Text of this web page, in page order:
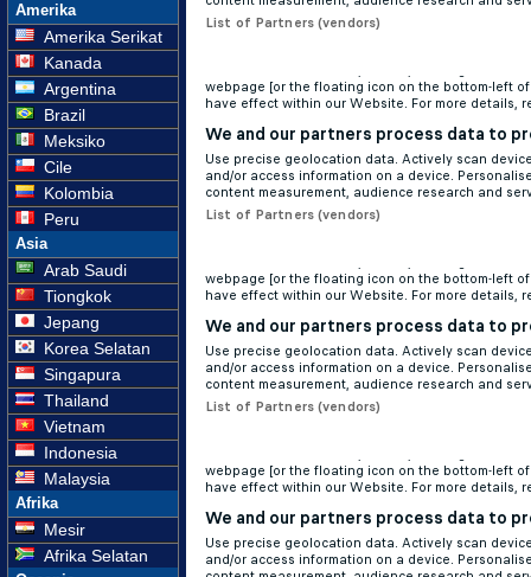
Amerika
Amerika Serikat
Kanada
Argentina
Brazil
Meksiko
Cile
Kolombia
Peru
Asia
Arab Saudi
Tiongkok
Jepang
Korea Selatan
Singapura
Thailand
Vietnam
Indonesia
Malaysia
Afrika
Mesir
Afrika Selatan